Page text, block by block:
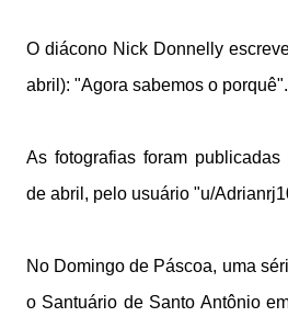
O diácono Nick Donnelly
abril): "Agora sabemos o porquê".
As fotografias foram
de abril, pelo usuário "u/
No Domingo de Páscoa, uma
o Santuário de Santo Antônio